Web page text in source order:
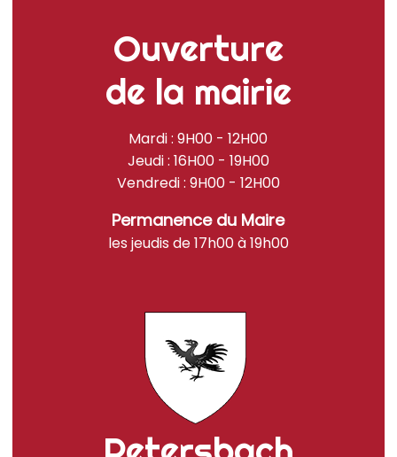
Ouverture
de la mairie
Mardi : 9H00 - 12H00
Jeudi : 16H00 - 19H00
Vendredi : 9H00 - 12H00
Permanence du Maire
les jeudis de 17h00 à 19h00